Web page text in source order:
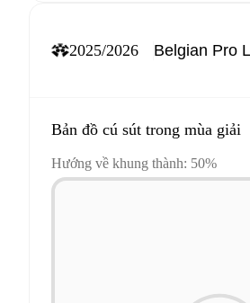
2025/2026
Bản đồ cú sút trong mùa giải
Hướng về khung thành: 50%